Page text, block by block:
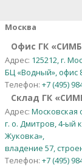
Москва
Офис ГК
Адрес: 125212, г.
БЦ «Водный», офис
Телефон: +7 (495)
Склад ГК
Адрес: Московская
г. о. Дмитров, 4-ый
Жуковка»,
владение 57,
Телефон: +7 (495)